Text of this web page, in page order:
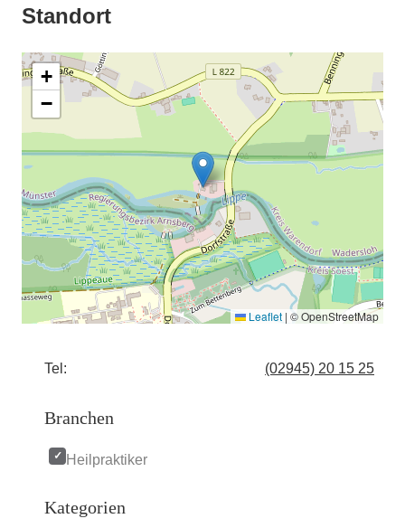
Standort
+
−
Leaflet | © OpenStreetMap
Tel: (02945) 20 15 25
Branchen
Heilpraktiker
Kategorien